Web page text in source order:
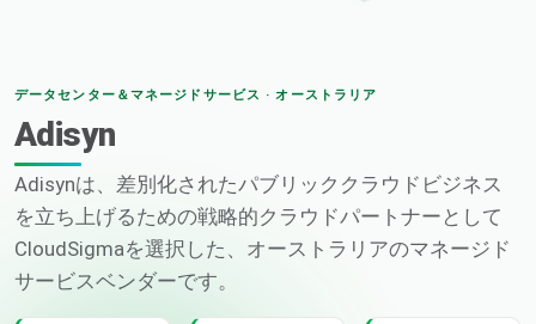
データセンター＆マネージドサービス · オーストラリア
Adisyn
Adisynは、差別化されたパブリッククラウドビジネス
を立ち上げるための戦略的クラウドパートナーとして
CloudSigmaを選択した、オーストラリアのマネージド
サービスベンダーです。